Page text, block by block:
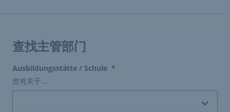
查找主管部门
Ausbildungsstätte / Schule *
您有关于...